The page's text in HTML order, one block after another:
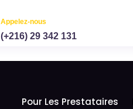
Appelez-nous
(+216) 29 342 131
Pour Les Prestataires